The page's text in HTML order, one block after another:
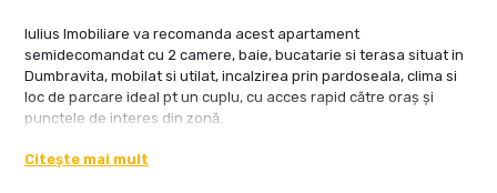
Iulius Imobiliare va recomanda acest apartament
semidecomandat cu 2 camere, baie, bucatarie si terasa situat in
Dumbravita, mobilat si utilat, incalzirea prin pardoseala, clima si
loc de parcare ideal pt un cuplu, cu acces rapid către oraș și
punctele de interes din zonă.
Citește mai mult